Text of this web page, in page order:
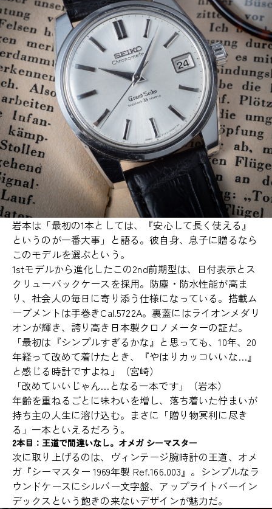
岩本は「最初の1本としては、『安心して長く使える』
というのが一番大事」と語る。彼自身、息子に贈るなら
このモデルを選ぶという。
1stモデルから進化したこの2nd前期型は、日付表示とス
クリューバックケースを採用。防塵・防水性能が高ま
り、社会人の毎日に寄り添う仕様になっている。搭載ム
ーブメントは手巻きCal.5722A。裏蓋にはライオンメダリ
オンが輝き、誇り高き日本製クロノメーターの証だ。
「最初は『シンプルすぎるかな』と思っても、10年、20
年経って改めて着けたとき、『やはりカッコいいな…』
と感じる時計ですよね」（宮崎）
「改めていいじゃん…となる一本です」（岩本）
年齢を重ねるごとに味わいを増し、落ち着いた佇まいが
持ち主の人生に溶け込む。まさに「贈り物冥利に尽き
る」一本といえるだろう。
2本目：王道で間違いなし。オメガ シーマスター
次に取り上げるのは、ヴィンテージ腕時計の王道、オメ
ガ『シーマスター 1969年製 Ref.166.003』。シンプルなラ
ウンドケースにシルバー文字盤、アップライトバーイン
デックスという飽きの来ないデザインが魅力だ。